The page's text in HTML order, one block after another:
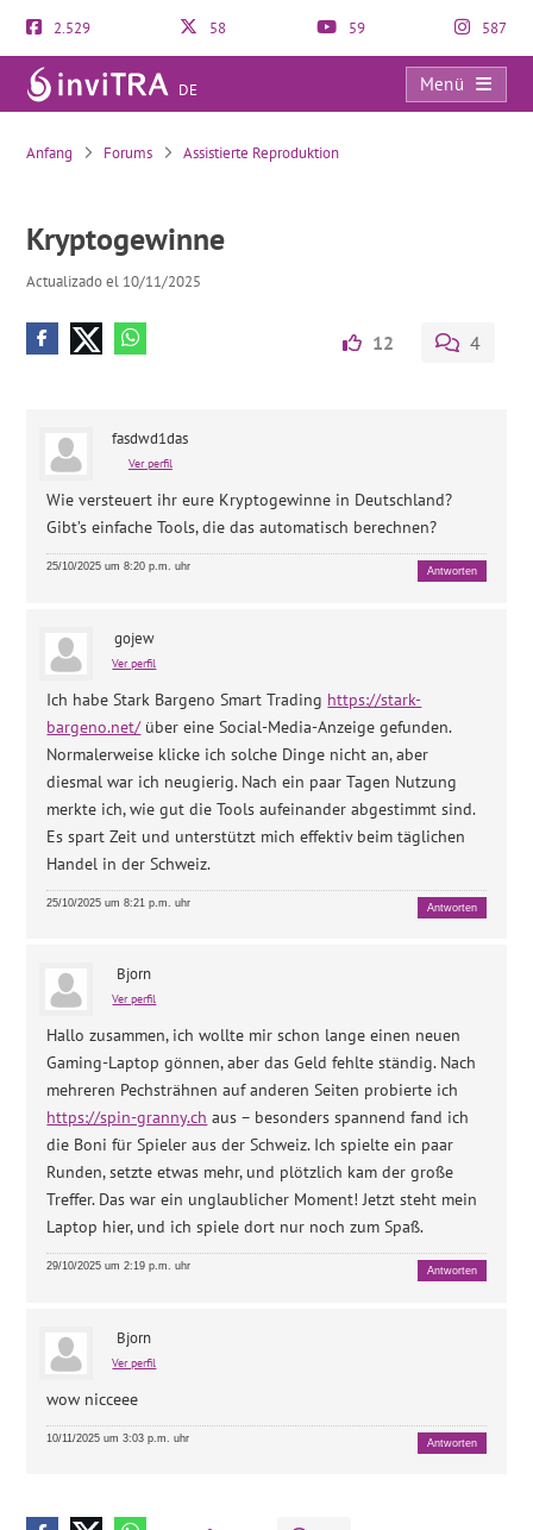
2.529 58 59 587
DE
Menü
Kryptogewinne
Anfang Forums Assistierte Reproduktion
Kryptogewinne
Actualizado el 10/11/2025
12 4
fasdwd1das
Ver perfil
Wie versteuert ihr eure Kryptogewinne in Deutschland?
Gibt’s einfache Tools, die das automatisch berechnen?
25/10/2025 um 8:20 p.m. uhr Antworten
gojew
Ver perfil
Ich habe Stark Bargeno Smart Trading https://stark-
bargeno.net/über eine Social-Media-Anzeige gefunden.
Normalerweise klicke ich solche Dinge nicht an, aber
diesmal war ich neugierig. Nach ein paar Tagen Nutzung
merkte ich, wie gut die Tools aufeinander abgestimmt sind.
Es spart Zeit und unterstützt mich effektiv beim täglichen
Handel in der Schweiz.
25/10/2025 um 8:21 p.m. uhr Antworten
Bjorn
Ver perfil
Hallo zusammen, ich wollte mir schon lange einen neuen
Gaming-Laptop gönnen, aber das Geld fehlte ständig. Nach
mehreren Pechsträhnen auf anderen Seiten probierte ich
https://spin-granny.ch aus – besonders spannend fand ich
die Boni für Spieler aus der Schweiz. Ich spielte ein paar
Runden, setzte etwas mehr, und plötzlich kam der große
Treffer. Das war ein unglaublicher Moment! Jetzt steht mein
Laptop hier, und ich spiele dort nur noch zum Spaß.
29/10/2025 um 2:19 p.m. uhr Antworten
Bjorn
Ver perfil
wow nicceee
10/11/2025 um 3:03 p.m. uhr Antworten